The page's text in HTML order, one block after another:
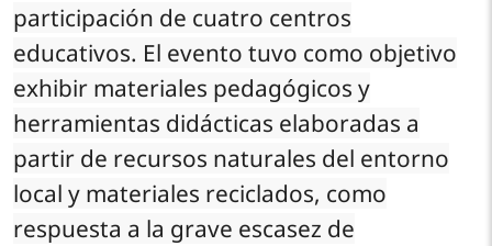
participación de cuatro centros
educativos. El evento tuvo como objetivo
exhibir materiales pedagógicos y
herramientas didácticas elaboradas a
partir de recursos naturales del entorno
local y materiales reciclados, como
respuesta a la grave escasez de